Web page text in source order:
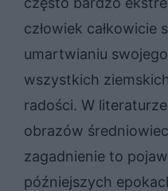
człowiek całkowicie
umartwianiu
wszystkich
radości. W
obrazów
zagadnienie to
późniejszych